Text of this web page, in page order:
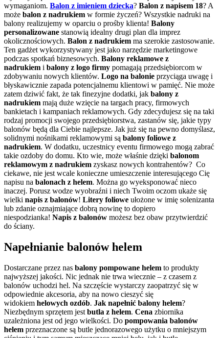
wymaganiom. Balon z imieniem dziecka? Balon z napisem 18? A
może balon z nadrukiem w formie życzeń? Wszystkie nadruki na
balony realizujemy w oparciu o prośby klienta! Balony
personalizowane stanowią idealny drugi plan dla imprez
okolicznościowych. Balon z nadrukiem ma szerokie zastosowanie.
Ten gadżet wykorzystywany jest jako narzędzie marketingowe
podczas spotkań biznesowych. Balony reklamowe z
nadrukiem i balony z logo firmy pomagają przedsiębiorcom w
zdobywaniu nowych klientów. Logo na balonie przyciąga uwagę i
błyskawicznie zapada potencjalnemu klientowi w pamięć. Nie może
zatem dziwić fakt, że tak finezyjne dodatki, jak balony z
nadrukiem mają duże wzięcie na targach pracy, firmowych
bankietach i kampaniach reklamowych. Gdy zdecydujesz się na taki
rodzaj promocji swojego przedsiębiorstwa, zastanów się, jakie typy
balonów będą dla Ciebie najlepsze. Jak już się na pewno domyślasz,
solidnymi nośnikami reklamowymi są balony foliowe z
nadrukiem. W dodatku, uczestnicy eventu firmowego mogą zabrać
takie ozdoby do domu. Kto wie, może właśnie dzięki balonom
reklamowym z nadrukiem zyskasz nowych kontrahentów? Co
ciekawe, nie jest wcale konieczne umieszczenie interesującego Cię
napisu na balonach z helem. Można go wyeksponować nieco
inaczej. Porusz wodze wyobraźni i niech Twoim oczom ukaże się
wielki napis z balonów! Litery foliowe ułożone w imię solenizanta
lub zdanie oznajmiające dobrą nowinę to dopiero
niespodzianka! Napis z balonów możesz bez obaw przytwierdzić
do ściany.
Napełnianie balonów helem
Dostarczane przez nas balony pompowane helem to produkty
najwyższej jakości. Nic jednak nie trwa wiecznie – z czasem z
balonów uchodzi hel. Na szczęście wystarczy zaopatrzyć się w
odpowiednie akcesoria, aby na nowo cieszyć się
widokiem helowych ozdób. Jak napełnić balony helem?
Niezbędnym sprzętem jest butla z helem. Cena zbiornika
uzależniona jest od jego wielkości. Do pompowania balonów
helem przeznaczone są butle jednorazowego użytku o mniejszym